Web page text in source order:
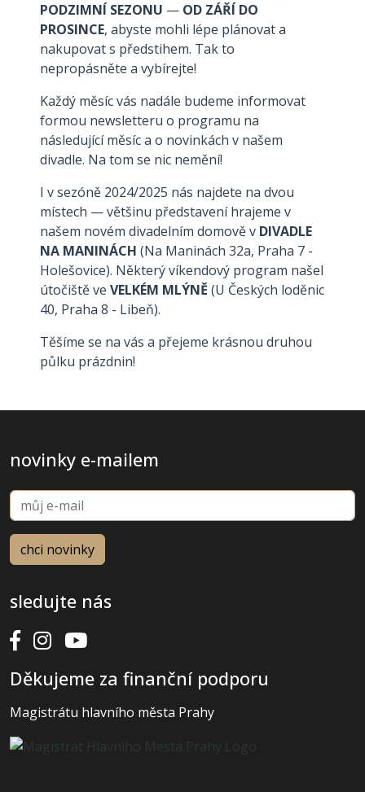
PODZIMNÍ SEZONU — OD ZÁŘÍ DO
PROSINCE, abyste mohli lépe plánovat a
nakupovat s předstihem. Tak to
nepropásněte a vybírejte!
Každý měsíc vás nadále budeme informovat
formou newsletteru o programu na
následující měsíc a o novinkách v našem
divadle. Na tom se nic nemění!
I v sezóně 2024/2025 nás najdete na dvou
místech — většinu představení hrajeme v
našem novém divadelním domově v DIVADLE
NA MANINÁCH (Na Maninách 32a, Praha 7 -
Holešovice). Některý víkendový program našel
útočiště ve VELKÉM MLÝNĚ (U Českých loděnic
40, Praha 8 - Libeň).
Těšíme se na vás a přejeme krásnou druhou
půlku prázdnin!
novinky e-mailem
sledujte nás
Děkujeme za finanční podporu
Magistrátu hlavního města Prahy